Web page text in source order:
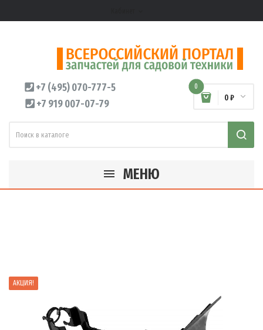
+7 (495) 070-777-5
+7 919 007-07-79
0
0 ₽
МЕНЮ
АКЦИЯ!